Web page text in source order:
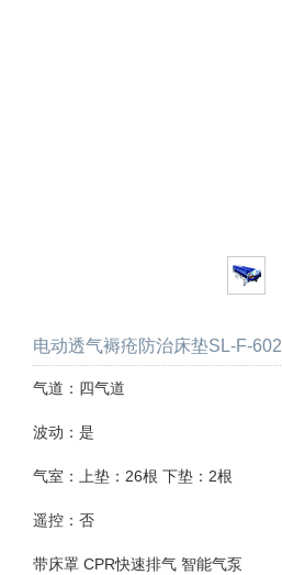
电动透气褥疮防治床垫SL-F-602
气道：四气道
波动：是
气室：上垫：26根 下垫：2根
遥控：否
带床罩 CPR快速排气 智能气泵